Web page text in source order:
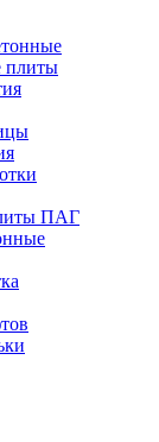
плиты
ПАГ